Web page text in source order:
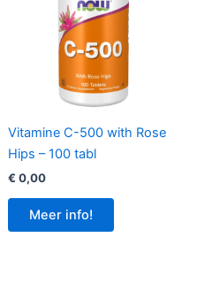
Vitamine C-500 with Rose
Hips – 100 tabl
€ 0,00
Meer info!